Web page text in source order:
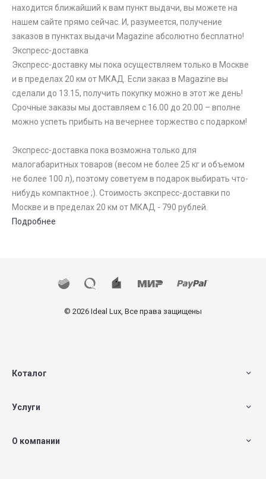
находится ближайший к вам пункт выдачи, вы можете на
нашем сайте прямо сейчас. И, разумеется, получение
заказов в пунктах выдачи Magazine абсолютно бесплатно!
Экспресс-доставка
Экспресс-доставку мы пока осуществляем только в Москве
и в пределах 20 км от МКАД. Если заказ в Magazine вы
сделали до 13.15, получить покупку можно в этот же день!
Срочные заказы мы доставляем с 16.00 до 20.00 – вполне
можно успеть прибыть на вечернее торжество с подарком!
Экспресс-доставка пока возможна только для
малогабаритных товаров (весом не более 25 кг и объемом
не более 100 л), поэтому советуем в подарок выбирать что-
нибудь компактное ;). Стоимость экспресс-доставки по
Москве и в пределах 20 км от МКАД - 790 рублей.
Подробнее
© 2026 Ideal Lux, Все права защищены
Коталог
Услуги
О компании